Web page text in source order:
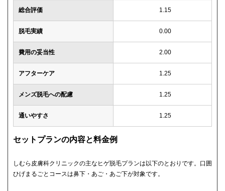
総合評価 1.15
脱毛実績 0.00
費用の妥当性 2.00
アフターケア 1.25
メンズ脱毛への配慮 1.25
通いやすさ 1.25
セットプランの内容と料金例
しむら皮膚科クリニックの主なヒゲ脱毛プランは以下のとおりです。口囲
ひげまるごとコースは鼻下・あご・あご下が対象です。